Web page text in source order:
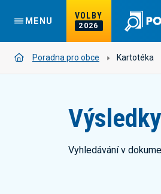
MENU
VOLBY
2026
Poradna pro obce Kartotéka
Vyhledávání v